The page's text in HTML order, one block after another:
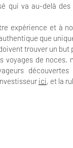
qui va au-delà
expérience et à
que
trouver un
voyages de noces,
ici, et la